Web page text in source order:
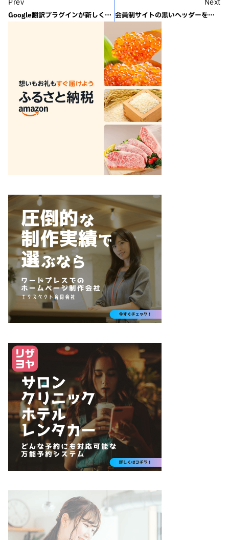
Prev
Google翻訳プラグインが新しくなりました
Next
会員制サイトの黒いヘッダーを消す（コピペでOK！）